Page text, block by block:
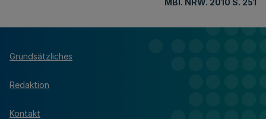
MBl. NRW. 2010 S. 251
Grundsätzliches
Redaktion
Kontakt